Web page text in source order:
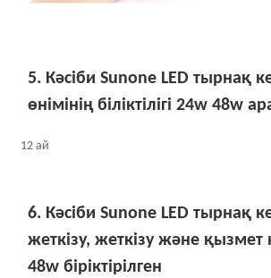
5. Кәсіби Sunone LED тырнақ
өнімінің біліктілігі 24w 48w
12 ай
6. Кәсіби Sunone LED тырнақ
жеткізу, жеткізу және қызмет
48w біріктірілген